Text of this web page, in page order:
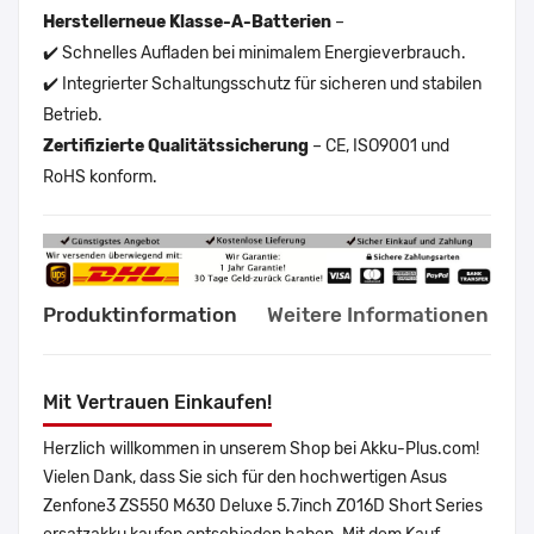
Herstellerneue Klasse-A-Batterien –
✔️ Schnelles Aufladen bei minimalem Energieverbrauch.
✔️ Integrierter Schaltungsschutz für sicheren und stabilen
Betrieb.
Zertifizierte Qualitätssicherung – CE, ISO9001 und
RoHS konform.
Produktinformation Weitere Informationen
Mit Vertrauen Einkaufen!
Herzlich willkommen in unserem Shop bei Akku-Plus.com!
Vielen Dank, dass Sie sich für den hochwertigen Asus
Zenfone3 ZS550 M630 Deluxe 5.7inch Z016D Short Series